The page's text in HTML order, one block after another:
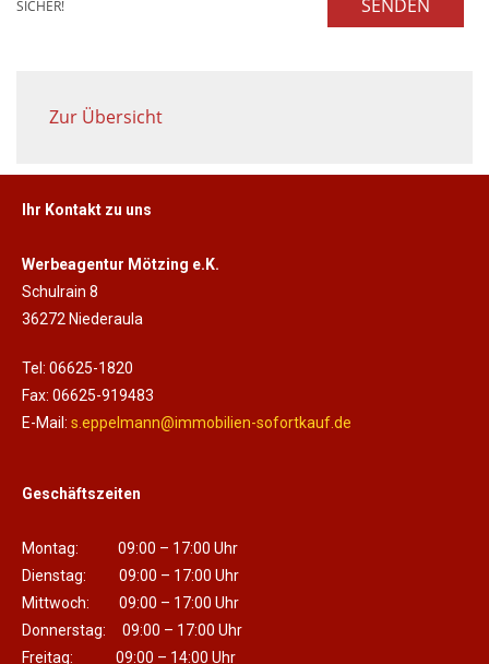
SICHER! SENDEN
Zur Übersicht
Ihr Kontakt zu uns
Werbeagentur Mötzing e.K.
Schulrain 8
36272 Niederaula
Tel: 06625-1820
Fax: 06625-919483
E-Mail: s.eppelmann@immobilien-sofortkauf.de
Geschäftszeiten
Montag: 09:00 – 17:00 Uhr
Dienstag: 09:00 – 17:00 Uhr
Mittwoch: 09:00 – 17:00 Uhr
Donnerstag: 09:00 – 17:00 Uhr
Freitag: 09:00 – 14:00 Uhr